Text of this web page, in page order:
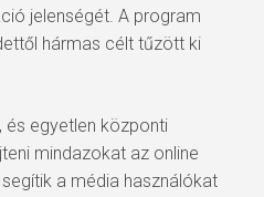
jelenségét. A program
hármas célt tűzött ki
és egyetlen központi
mindazokat az online
a média használókat